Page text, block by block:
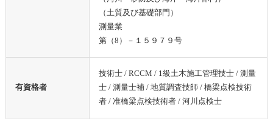
（土質及び基礎部門）
測量業
第（8）－１５９７９号
有資格者
技術士 / RCCM / 1級土木施工管理技士 / 測量
士 / 測量士補 / 地質調査技師 / 橋梁点検技術
者 / 准橋梁点検技術者 / 河川点検士